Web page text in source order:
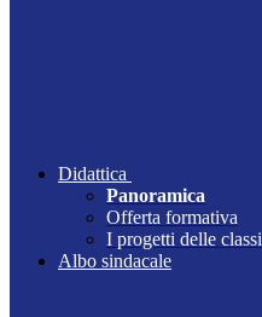
Didattica
Panoramica
Offerta formativa
I progetti delle classi
Albo sindacale